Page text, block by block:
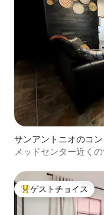
サンアントニオのコ
メッドセンター近く
大好評のゲストチョイ
ゲストチョイス